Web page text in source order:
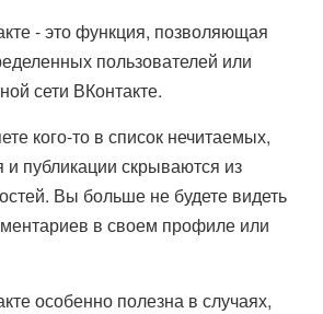
- это функция, позволяющая
пользователей или
сети ВКонтакте.
кого-то в список нечитаемых,
публикации скрываются из
Вы больше не будете видеть
в своем профиле или
особенно полезна в случаях,